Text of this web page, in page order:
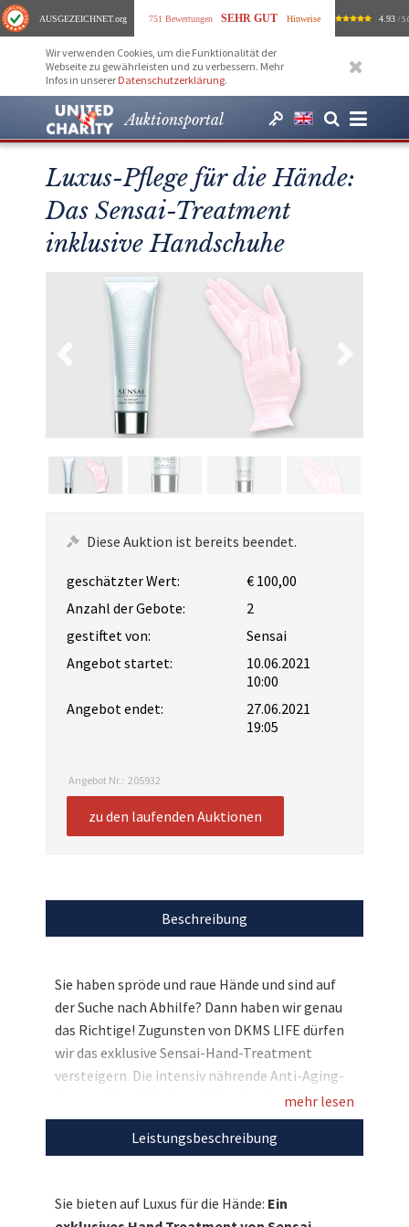
AUSGEZEICHNET.org 751 Bewertungen SEHR GUT Hinweise 4.93 /
Wir verwenden Cookies, um die Funktionalität der
Webseite zu gewährleisten und zu verbessern. Mehr
Infos in unserer Datenschutzerklärung.
Auktionsportal
Luxus-Pflege für die Hände:
Das Sensai-Treatment
inklusive Handschuhe
Diese Auktion ist bereits beendet.
geschätzter Wert:
€ 100,00
Anzahl der Gebote:
2
gestiftet von:
Sensai
Angebot startet:
10.06.2021
10:00
Angebot endet:
27.06.2021
19:05
Angebot Nr.: 205932
zu den laufenden Auktionen
Beschreibung
Sie haben spröde und raue Hände und sind auf
der Suche nach Abhilfe? Dann haben wir genau
das Richtige! Zugunsten von DKMS LIFE dürfen
wir das exklusive Sensai-Hand-Treatment
versteigern. Die intensiv nährende Anti-Aging-
Creme pflegt Hände und Nägel und schützt vor
UV-bedingten Schäden. Sie ist Hand- und
Nagelpflege sowie Handmaske in einem
Handpflege auftragen und unmittelbar danach
mehr lesen
Leistungsbeschreibung
Sie bieten auf Luxus für die Hände: Ein